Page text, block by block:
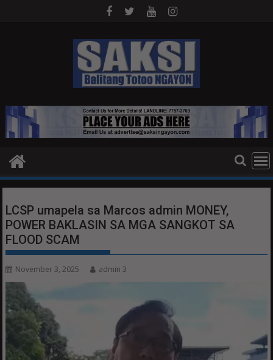
LCSP umapela sa Marcos admin MONEY,
POWER BAKLASIN SA MGA SANGKOT SA
FLOOD SCAM
November 3, 2025 admin 3